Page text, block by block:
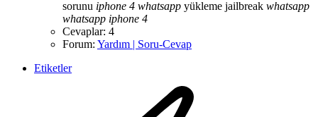
sorunu iphone 4 whatsapp yükleme jailbreak whatsapp
whatsapp iphone 4
Cevaplar: 4
Forum: Yardım | Soru-Cevap
Etiketler